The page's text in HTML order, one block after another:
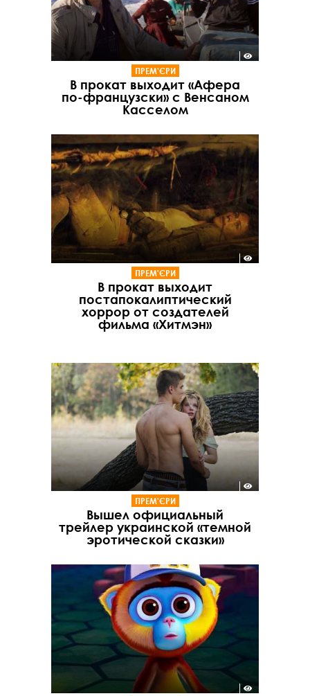
ПРЕМ'ЄРИ
В прокат выходит «Афера
по-французски» с Венсаном
Касселом
ПРЕМ'ЄРИ
В прокат выходит
постапокалиптический
хоррор от создателей
фильма «Хитмэн»
ПРЕМ'ЄРИ
Вышел официальный
трейлер украинской «темной
эротической сказки»